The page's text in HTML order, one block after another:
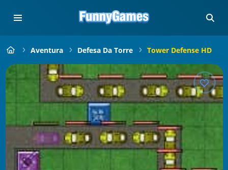
Aventura Defesa Da Torre Tower Defense HD